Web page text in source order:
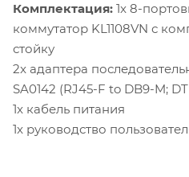
Комплектация: 1x 8-
коммутатор KL1108VN с
стойку
2x адаптера
SA0142 (RJ45-F to DB9-M;
1x кабель питания
1x руководство